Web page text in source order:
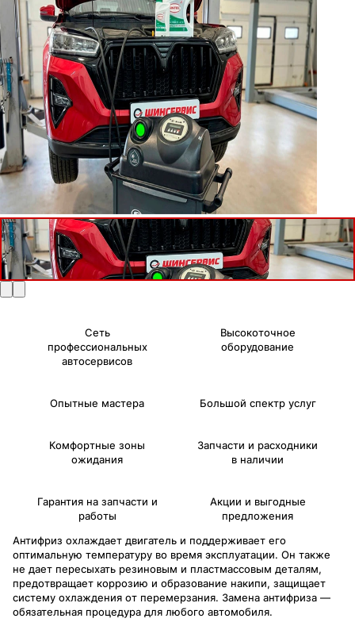
Сеть
профессиональных
автосервисов
Высокоточное
оборудование
Опытные мастера Большой спектр услуг
Комфортные зоны
ожидания
Запчасти и расходники
в наличии
Гарантия на запчасти и
работы
Акции и выгодные
предложения
Антифриз охлаждает двигатель и поддерживает его
оптимальную температуру во время эксплуатации. Он также
не дает пересыхать резиновым и пластмассовым деталям,
предотвращает коррозию и образование накипи, защищает
систему охлаждения от перемерзания. Замена антифриза —
обязательная процедура для любого автомобиля.